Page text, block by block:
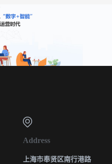
Address
上海市奉贤区南行港路